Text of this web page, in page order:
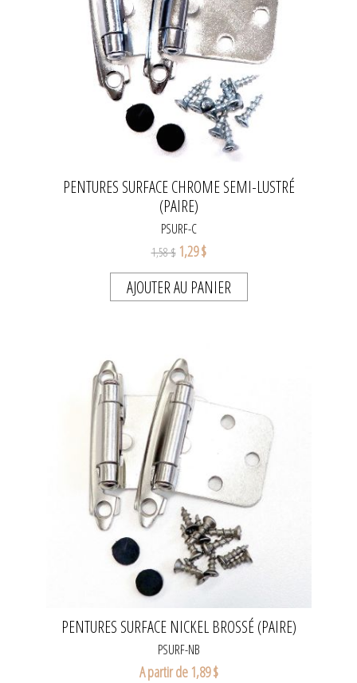
PENTURES SURFACE CHROME SEMI-LUSTRÉ
(PAIRE)
PSURF-C
1,58 $ 1,29 $
AJOUTER AU PANIER
PENTURES SURFACE NICKEL BROSSÉ (PAIRE)
PSURF-NB
A partir de 1,89 $